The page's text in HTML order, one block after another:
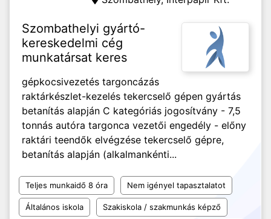
Szombathelyi gyártó-
kereskedelmi cég
munkatársat keres
gépkocsivezetés targoncázás
raktárkészlet-kezelés tekercselő gépen gyártás
betanítás alapján C kategóriás jogosítvány - 7,5
tonnás autóra targonca vezetői engedély - előny
raktári teendők elvégzése tekercselő gépre,
betanítás alapján (alkalmankénti...
Teljes munkaidő 8 óra Nem igényel tapasztalatot
Általános iskola Szakiskola / szakmunkás képző